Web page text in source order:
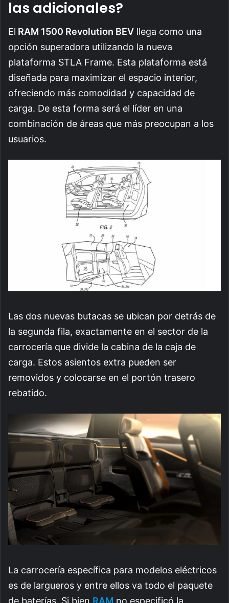
las adicionales?
El RAM 1500 Revolution BEV llega como una
opción superadora utilizando la nueva
plataforma STLA Frame. Esta plataforma está
diseñada para maximizar el espacio interior,
ofreciendo más comodidad y capacidad de
carga. De esta forma será el líder en una
combinación de áreas que más preocupan a los
usuarios.
Las dos nuevas butacas se ubican por detrás de
la segunda fila, exactamente en el sector de la
carrocería que divide la cabina de la caja de
carga. Estos asientos extra pueden ser
removidos y colocarse en el portón trasero
rebatido.
La carrocería específica para modelos eléctricos
es de largueros y entre ellos va todo el paquete
de baterías. Si bien RAM no especificó la